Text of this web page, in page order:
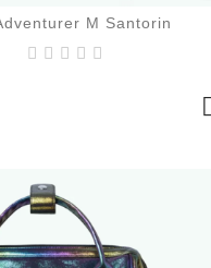
M Santorin